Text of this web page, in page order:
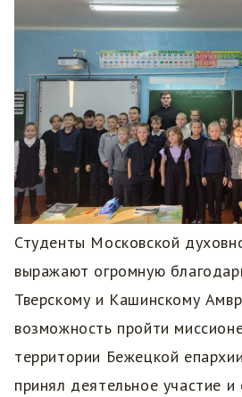
Студенты Московской
выражают огромную
Тверскому и Кашинскому
возможность пройти
территории Бежецкой
принял деятельное участие